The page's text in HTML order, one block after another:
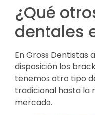
¿Qué
dentales
En Gross Dentistas
disposición los
tenemos otro tipo
tradicional hasta la
mercado.